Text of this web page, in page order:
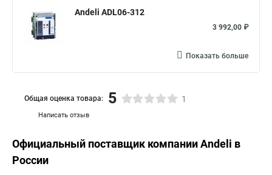
Andeli ADL06-312
3 992,00 ₽
Показать больше
Написать отзыв
Общая оценка товара: 5 1
Официальный поставщик компанииAndeli в
России